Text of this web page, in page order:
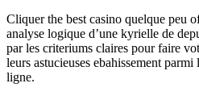
Cliquer the best casino quelque peu
analyse logique d’une kyrielle de
par les criteriums claires pour faire
leurs astucieuses ebahissement parmi
ligne.